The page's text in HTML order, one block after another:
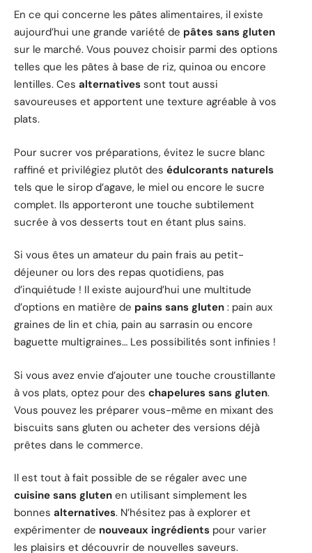
En ce qui concerne les pâtes alimentaires, il existe
aujourd’hui une grande variété de pâtes sans gluten
sur le marché. Vous pouvez choisir parmi des options
telles que les pâtes à base de riz, quinoa ou encore
lentilles. Ces alternatives sont tout aussi
savoureuses et apportent une texture agréable à vos
plats.
Pour sucrer vos préparations, évitez le sucre blanc
raffiné et privilégiez plutôt des édulcorants naturels
tels que le sirop d’agave, le miel ou encore le sucre
complet. Ils apporteront une touche subtilement
sucrée à vos desserts tout en étant plus sains.
Si vous êtes un amateur du pain frais au petit-
déjeuner ou lors des repas quotidiens, pas
d’inquiétude ! Il existe aujourd’hui une multitude
d’options en matière de pains sans gluten : pain aux
graines de lin et chia, pain au sarrasin ou encore
baguette multigraines… Les possibilités sont infinies !
Si vous avez envie d’ajouter une touche croustillante
à vos plats, optez pour des chapelures sans gluten.
Vous pouvez les préparer vous-même en mixant des
biscuits sans gluten ou acheter des versions déjà
prêtes dans le commerce.
Il est tout à fait possible de se régaler avec une
cuisine sans gluten en utilisant simplement les
bonnes alternatives. N’hésitez pas à explorer et
expérimenter de nouveaux ingrédients pour varier
les plaisirs et découvrir de nouvelles saveurs.